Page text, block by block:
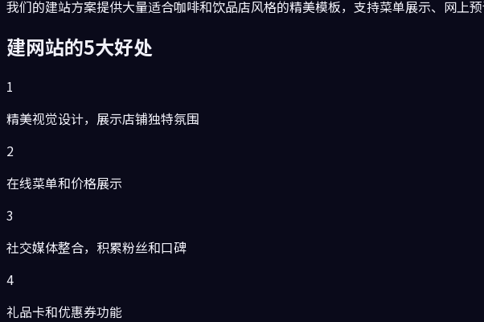
我们的建站方案提供大量适合咖啡和饮品店风格的精美模板，支持菜单展示、网上
建网站的5大好处
1
精美视觉设计，展示店铺独特氛围
2
在线菜单和价格展示
3
社交媒体整合，积累粉丝和口碑
4
礼品卡和优惠券功能